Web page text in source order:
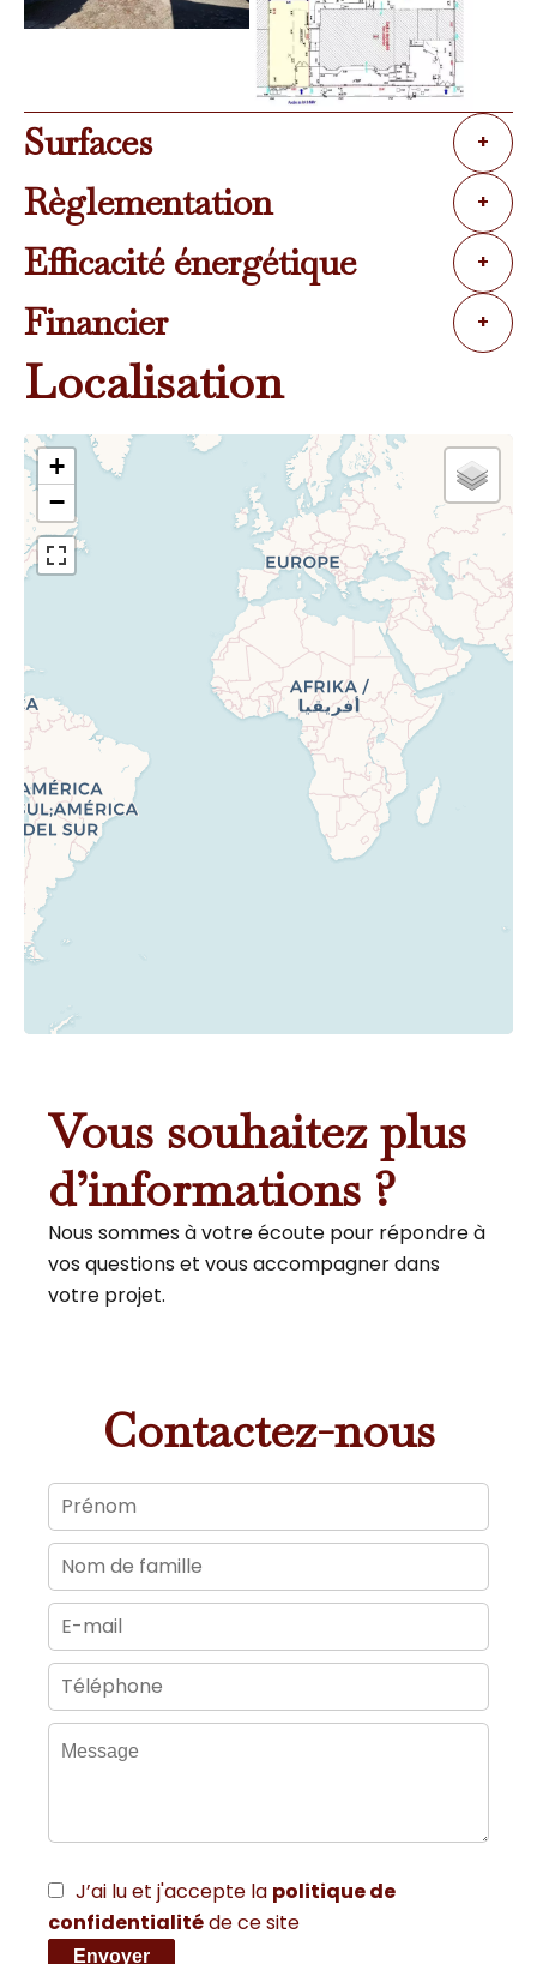
Surfaces +
Règlementation +
Efficacité énergétique +
Financier +
Localisation
+
−
Vous souhaitez plus
d’informations ?
Nous sommes à votre écoute pour répondre à
vos questions et vous accompagner dans
votre projet.
Contactez-nous
J’ai lu et j'accepte la politique de
confidentialitéde ce site
Envoyer